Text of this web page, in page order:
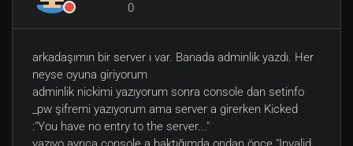
0
arkadaşımın bir server ı var. Banada adminlik yazdı. Her
neyse oyuna giriyorum
adminlik nickimi yazıyorum sonra console dan setinfo
_pw şifremi yazıyorum ama server a girerken Kicked
:"You have no entry to the server..."